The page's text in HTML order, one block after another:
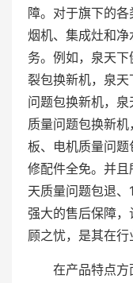
障。对于旗下的
烟机、集成灶和
务。例如，泉天
裂包换新机，泉
问题包换新机，
质量问题包换新
板、电机质量问
修配件全免。并
天质量问题包退
强大的售后保障
顾之忧，是其在行
在产品特点